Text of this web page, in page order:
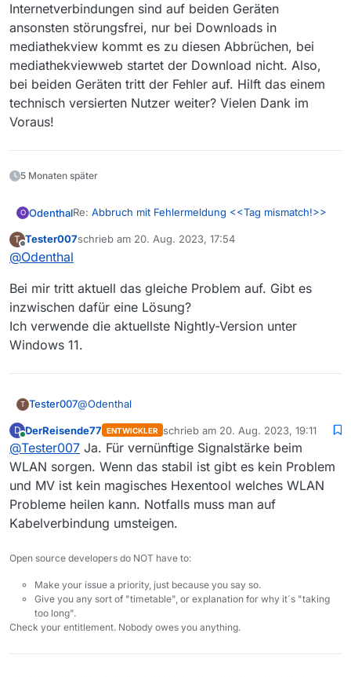
Internetverbindungen sind auf beiden Geräten
ansonsten störungsfrei, nur bei Downloads in
mediathekview kommt es zu diesen Abbrüchen, bei
mediathekviewweb startet der Download nicht. Also,
bei beiden Geräten tritt der Fehler auf. Hilft das einem
technisch versierten Nutzer weiter? Vielen Dank im
Voraus!
5 Monaten später
O OdenthalRe: Abbruch mit Fehlermeldung <<Tag mismatch!>>
Hallo zusammen, ich habe ebenfalls das Problem mit
(WIN10-Pro, 22H2, aktuell). Bei beiden Geräten
funktioniert der Download problemlos, aber da beide
Geräte nicht mehr die neuesten und die internen
WLAN-Adapter nicht die schnellsten sind, habe ich
bei beiden Geräten den intern verbauten WLAN-
sind auf beiden Geräten ansonsten störungsfrei, nur
bei Downloads in mediathekview kommt es zu diesen
Abbrüchen, bei mediathekviewweb startet der
Download nicht. Also, bei beiden Geräten tritt der
Fehler auf. Hilft das einem technisch versierten
Nutzer weiter? Vielen Dank im Voraus!
T
Offline
Tester007schrieb am 20. Aug. 2023, 17:54
zuletzt editiert von
@Odenthal
Bei mir tritt aktuell das gleiche Problem auf. Gibt es
inzwischen dafür eine Lösung?
Ich verwende die aktuellste Nightly-Version unter
Windows 11.
T Tester007@Odenthal
Bei mir tritt aktuell das gleiche Problem auf. Gibt es
inzwischen dafür eine Lösung?
Ich verwende die aktuellste Nightly-Version unter
Windows 11.
D
Online
DerReisende77 ENTWICKLER schrieb am 20. Aug. 2023, 19:11
zuletzt editiert von
@Tester007 Ja. Für vernünftige Signalstärke beim
WLAN sorgen. Wenn das stabil ist gibt es kein Problem
und MV ist kein magisches Hexentool welches WLAN
Probleme heilen kann. Notfalls muss man auf
Kabelverbindung umsteigen.
Open source developers do NOT have to:
Make your issue a priority, just because you say so.
Give you any sort of "timetable", or explanation for why it´s "taking
too long".
Check your entitlement. Nobody owes you anything.